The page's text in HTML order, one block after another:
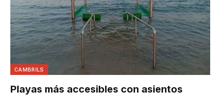
CAMBRILS
Playas más accesibles con asientos